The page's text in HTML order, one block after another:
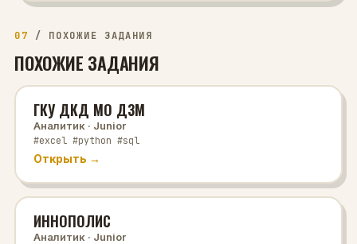
07 / ПОХОЖИЕ ЗАДАНИЯ
ПОХОЖИЕ ЗАДАНИЯ
ГКУ ДКД МО ДЗМ
Аналитик · Junior
#excel #python #sql
Открыть →
ИННОПОЛИС
Аналитик · Junior